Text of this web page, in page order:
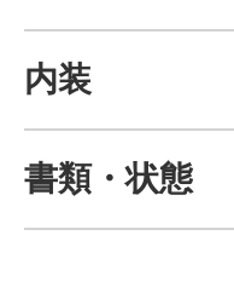
内装
書類・状態